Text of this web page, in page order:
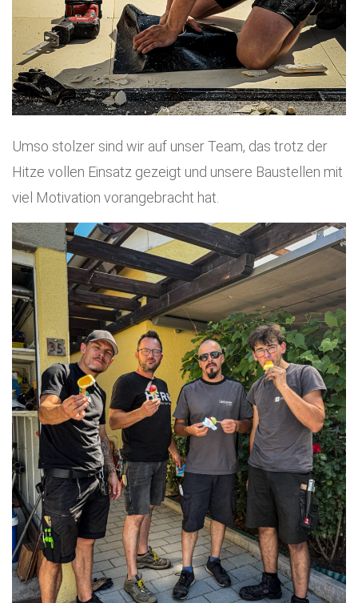
Umso stolzer sind wir auf unser Team, das trotz der
Hitze vollen Einsatz gezeigt und unsere Baustellen mit
viel Motivation vorangebracht hat.